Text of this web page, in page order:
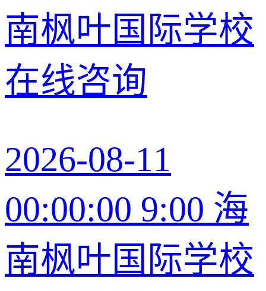
南枫叶国际学校
在线咨询
2026-08-11
00:00:00 9:00 海
南枫叶国际学校